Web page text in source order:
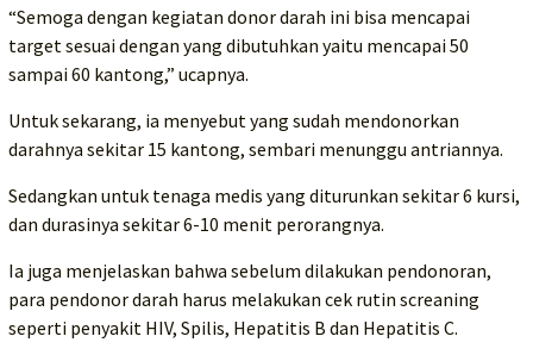
“Semoga dengan kegiatan donor darah ini bisa mencapai
target sesuai dengan yang dibutuhkan yaitu mencapai 50
sampai 60 kantong,” ucapnya.
Untuk sekarang, ia menyebut yang sudah mendonorkan
darahnya sekitar 15 kantong, sembari menunggu antriannya.
Sedangkan untuk tenaga medis yang diturunkan sekitar 6 kursi,
dan durasinya sekitar 6-10 menit perorangnya.
Ia juga menjelaskan bahwa sebelum dilakukan pendonoran,
para pendonor darah harus melakukan cek rutin screaning
seperti penyakit HIV, Spilis, Hepatitis B dan Hepatitis C.